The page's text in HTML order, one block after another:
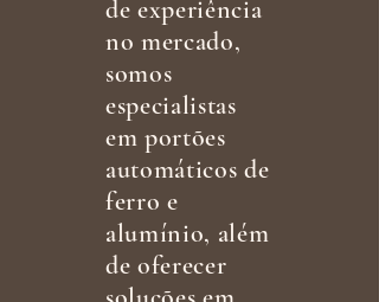
de experiência
no mercado,
somos
especialistas
em portões
automáticos de
ferro e
alumínio, além
de oferecer